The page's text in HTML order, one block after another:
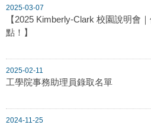
2025-03-07
【2025 Kimberly-Clark 校園說明會
點！】
2025-02-11
工學院事務助理員錄取名單
2024-11-25